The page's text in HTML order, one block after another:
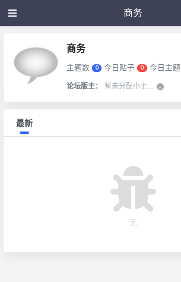
商务
商务
主题数 0 今日贴子 0 今日主题
论坛版主： 暂未分配小主...
最新
无